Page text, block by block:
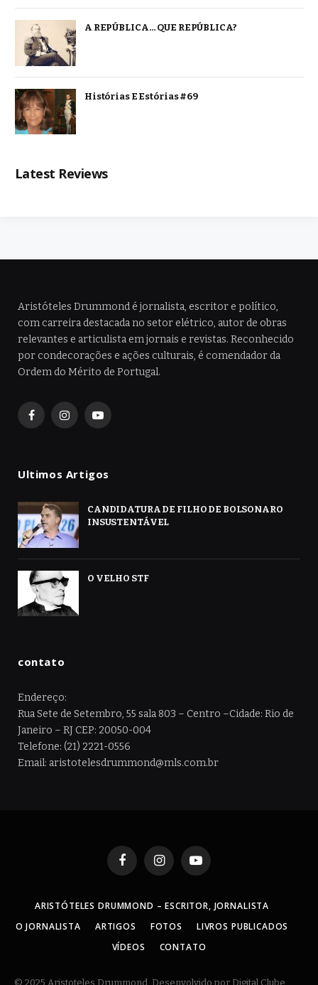
A REPÚBLICA… QUE REPÚBLICA?
Histórias E Estórias #69
Latest Reviews
Aristóteles Drummond é jornalista, escritor e político,
com carreira destacada no setor elétrico, autor de obras
relevantes e articulista em jornais e revistas. Reconhecido
por condecorações e ações culturais, é comendador da
Ordem do Mérito de Portugal.
FacebookInstagramYouTube
Ultimos Artigos
CANDIDATURA DE FILHO DE BOLSONARO
INSUSTENTÁVEL
O VELHO STF
contato
Endereço:
Rua Sete de Setembro, 55 sala 803 – Centro –Cidade: Rio de
Janeiro – RJ CEP: 20050-004
Telefone: (21) 2221-0556
Email: aristotelesdrummond@mls.com.br
FacebookInstagramYouTube
ARISTÓTELES DRUMMOND – ESCRITOR, JORNALISTA
O JORNALISTA
ARTIGOS FOTOS
LIVROS PUBLICADOS
VÍDEOS
CONTATO
© 2025 Aristoteles Drummond. Desenvolvido por Digital Clube